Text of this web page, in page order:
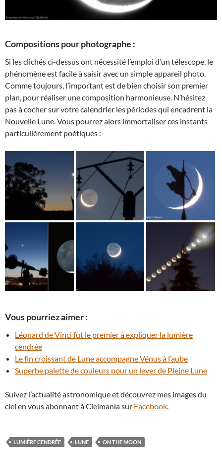
Compositions pour photographe :
Si les clichés ci-dessus ont nécessité l’emploi d’un télescope, le
phénomène est facile à saisir avec un simple appareil photo.
Comme toujours, l’important est de bien choisir son premier
plan, pour réaliser une composition harmonieuse. N’hésitez
pas à cocher sur votre calendrier les périodes qui encadrent la
Nouvelle Lune. Vous pourrez alors immortaliser ces instants
particulièrement poétiques :
Vous pourriez aimer :
Léonard de Vinci fut le premier à expliquer la lumière
cendrée
Le fin croissant de Lune accompagne Vénus à l’aube
Superbe palette de couleurs pour un lever de Pleine Lune
Suivez l’actualité astronomique et découvrez mes images du
ciel en vous abonnant à Cielmania sur Facebook.
LUMIÈRE CENDRÉE LUNE ON THE MOON